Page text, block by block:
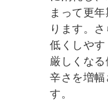
まって更
ります。
低くしや
厳しくな
辛さを増幅
す。